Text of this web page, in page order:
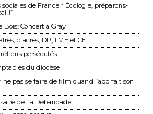
de France “ Écologie, préparons-
!”
Bois: Concert à Gray
diacres, DP, LME et CE
persécutés
du diocèse
pas se faire de film quand l’ado fait son
de La Débandade